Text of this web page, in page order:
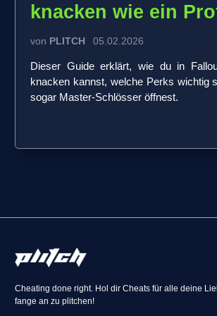
knacken wie ein
von PLITCH 05.02.2026
Dieser Guide erklärt, wie du in
knacken kannst, welche Perks wichtig
sogar Master-Schlösser öffnest.
Cheating done right. Hol dir Cheats für alle deine
fange an zu plitchen!